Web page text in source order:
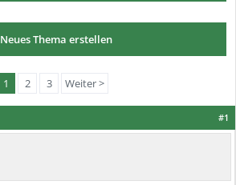
Neues Thema erstellen
1 2 3 Weiter >
#1